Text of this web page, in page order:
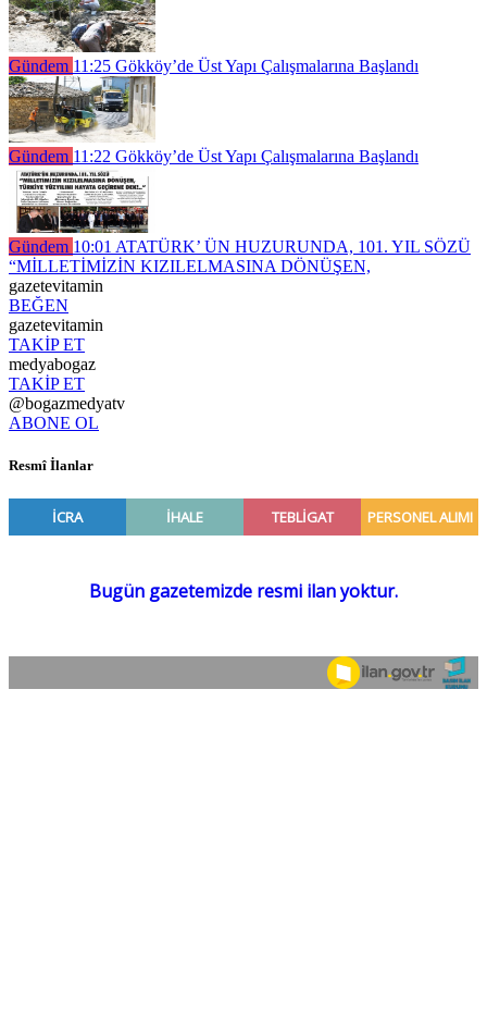
Gündem 11:25 Gökköy’de Üst Yapı Çalışmalarına Başlandı
Gündem 11:22 Gökköy’de Üst Yapı Çalışmalarına Başlandı
Gündem 10:01 ATATÜRK’ ÜN HUZURUNDA, 101. YIL SÖZÜ
“MİLLETİMİZİN KIZILELMASINA DÖNÜŞEN,
gazetevitamin
BEĞEN
gazetevitamin
TAKİP ET
medyabogaz
TAKİP ET
@bogazmedyatv
ABONE OL
Resmî İlanlar